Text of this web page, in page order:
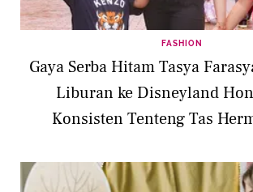
FASHION
Gaya Serba Hitam Tasya
Liburan ke Disneyland
Konsisten Tenteng Tas